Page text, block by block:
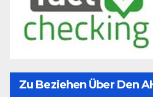
Zu Beziehen Über Den